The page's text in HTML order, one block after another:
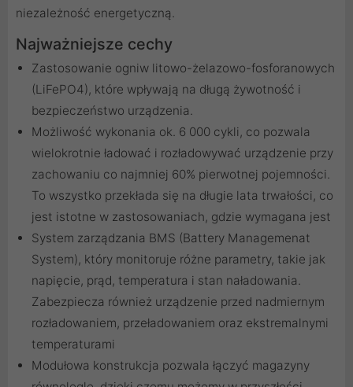
niezależność energetyczną.
Najważniejsze cechy
Zastosowanie ogniw litowo-żelazowo-fosforanowych
(LiFePO4), które wpływają na długą żywotność i
bezpieczeństwo urządzenia.
Możliwość wykonania ok. 6 000 cykli, co pozwala
wielokrotnie ładować i rozładowywać urządzenie przy
zachowaniu co najmniej 60% pierwotnej pojemności.
To wszystko przekłada się na długie lata trwałości, co
jest istotne w zastosowaniach, gdzie wymagana jest
System zarządzania BMS (Battery Managemenat
System), który monitoruje różne parametry, takie jak
napięcie, prąd, temperatura i stan naładowania.
Zabezpiecza również urządzenie przed nadmiernym
rozładowaniem, przeładowaniem oraz ekstremalnymi
temperaturami
Modułowa konstrukcja pozwala łączyć magazyny